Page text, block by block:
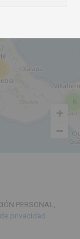
6
PERSONAL,
privacidad